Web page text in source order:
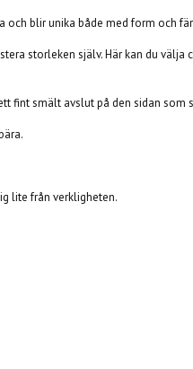
och blir unika både med form och
storleken själv. Här kan du välja
fint smält avslut på den sidan som
lite från verkligheten.